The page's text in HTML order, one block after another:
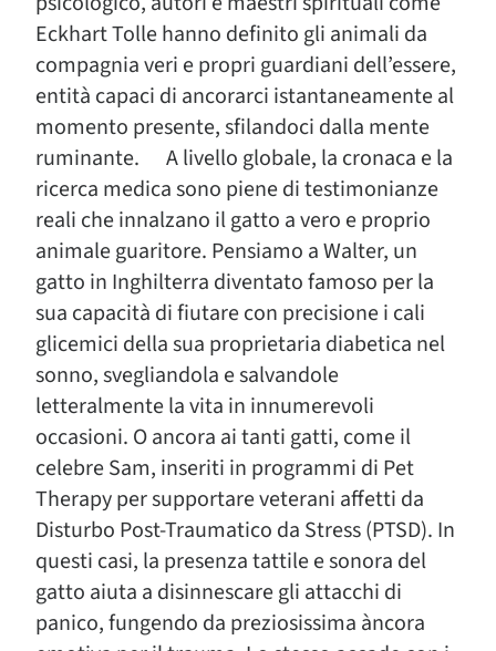
Eckhart Tolle hanno definito gli animali da
compagnia veri e propri guardiani dell’essere,
entità capaci di ancorarci istantaneamente al
momento presente, sfilandoci dalla mente
ruminante. A livello globale, la cronaca e la
ricerca medica sono piene di testimonianze
reali che innalzano il gatto a vero e proprio
animale guaritore. Pensiamo a Walter, un
gatto in Inghilterra diventato famoso per la
sua capacità di fiutare con precisione i cali
glicemici della sua proprietaria diabetica nel
sonno, svegliandola e salvandole
letteralmente la vita in innumerevoli
occasioni. O ancora ai tanti gatti, come il
celebre Sam, inseriti in programmi di Pet
Therapy per supportare veterani affetti da
Disturbo Post-Traumatico da Stress (PTSD). In
questi casi, la presenza tattile e sonora del
gatto aiuta a disinnescare gli attacchi di
panico, fungendo da preziosissima àncora